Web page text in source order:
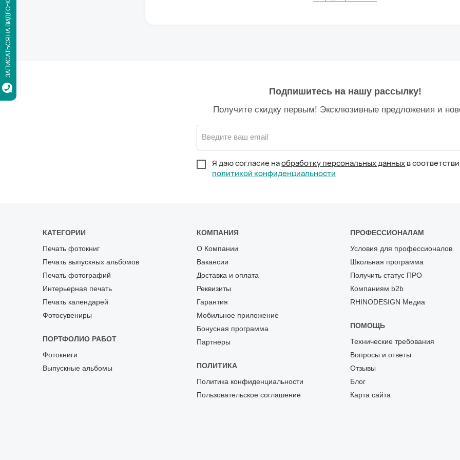
Подпишитесь на нашу рассылку!
Получите скидку первым! Эксклюзивные предложения и
Введите ваш email
Я даю согласие наобработку персональных данныхв
политикой конфиденциальности
КАТЕГОРИИ
Печать фотокниг
Печать выпускных альбомов
Печать фотографий
Интерьерная печать
Печать календарей
Фотосувениры
ПОРТФОЛИО РАБОТ
Фотокниги
Выпускные альбомы
КОМПАНИЯ
О Компании
Вакансии
Доставка и оплата
Реквизиты
Гарантия
Мобильное приложение
Бонусная программа
Партнеры
ПОЛИТИКА
Политика конфиденциальности
Пользовательское соглашение
ПРОФЕССИОНАЛАМ
Условия для профессионалов
Школьная программа
Получить статус ПРО
Компаниям b2b
RHINODESIGN Медиа
ПОМОЩЬ
Технические требования
Вопросы и ответы
Отзывы
Блог
Карта сайта